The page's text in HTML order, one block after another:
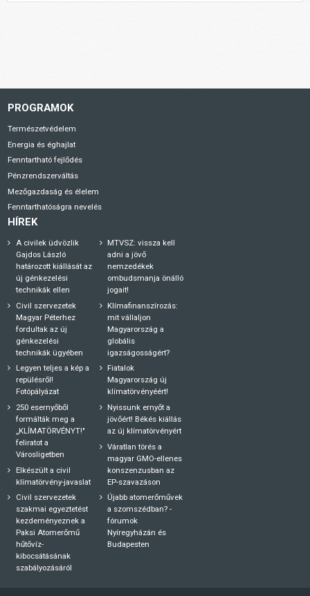
PROGRAMOK
Természetvédelem
Energia és éghajlat
Fenntartható fejlődés
Pénzrendszerváltás
Mezőgazdaság és élelem
Fenntarthatóságra nevelés
HÍREK
A civilek üdvözlik
Gajdos László
határozott kiállását az
új génkezelési
technikák ellen
Civil szervezetek
Magyar Péterhez
fordultak az új
génkezelési
technikák ügyében
Legyen teljes a kép a
repülésről!
Fotópályázat
250 esernyőből
formálták meg a
„KLÍMATÖRVÉNYT!"
feliratot a
Városligetben
Elkészült a civil
klímatörvény-javaslat
Civil szervezetek
szakmai egyeztetést
kezdeményeznek a
Paksi Atomerőmű
hűtővíz-
kibocsátásának
szabályozásáról
MTVSZ: vissza kell
adni a jövő
nemzedékek
ombudsmanja önálló
jogait!
Klímafinanszírozás:
mit vállaljon
Magyarország a
globális
igazságosságért?
Fiatalok
Magyarország új
klímatörvényéért!
Nyissunk ernyőt a
jövőért! Békés kiállás
az új klímatörvényért
Váratlan törés a
magyar GMO-ellenes
konszenzusban az
EP-szavazáson
Újabb atomerőművek
a szomszédban? -
fórumok
Nyíregyházán és
Budapesten